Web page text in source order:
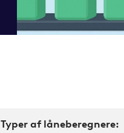
Typer af låneberegnere: